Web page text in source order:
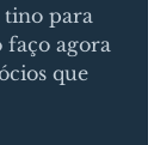
para
faço agora
que